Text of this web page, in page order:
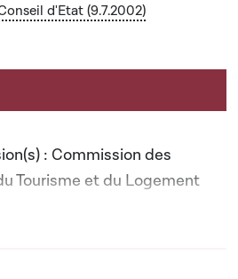
d'Etat (9.7.2002)
: Commission des
Tourisme et du Logement
Norbert Haupert
à afficher ou cacher tous les